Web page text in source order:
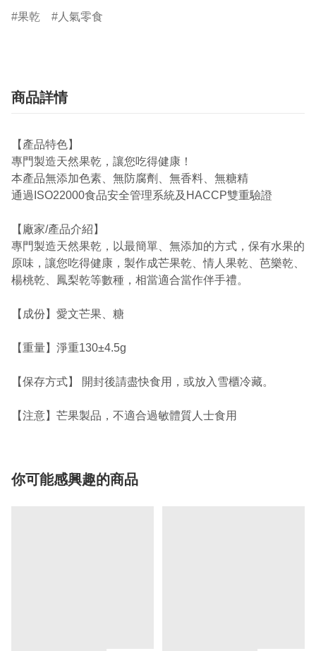
果乾 人氣零食
商品詳情
【產品特色】
專門製造天然果乾，讓您吃得健康！
本產品無添加色素、無防腐劑、無香料、無糖精
通過ISO22000食品安全管理系統及HACCP雙重驗證
【廠家/產品介紹】
專門製造天然果乾，以最簡單、無添加的方式，保有水果的
原味，讓您吃得健康，製作成芒果乾、情人果乾、芭樂乾、
楊桃乾、鳳梨乾等數種，相當適合當作伴手禮。
【成份】愛文芒果、糖
【重量】淨重130±4.5g
【保存方式】 開封後請盡快食用，或放入雪櫃冷藏。
【注意】芒果製品，不適合過敏體質人士食用
你可能感興趣的商品